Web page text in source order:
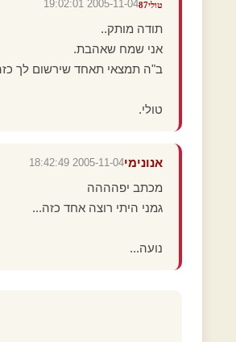
טולי87 2005-11-04 19:02:01
תודה מותק..
אני שמח שאהבת.
ב"ה תמצאי תאחד שירשום לך
טולי.
אנונימי2005-11-04 18:42:49
מכתב יפהההה
גמני היתי רוצה אחד כזה...
נועה...